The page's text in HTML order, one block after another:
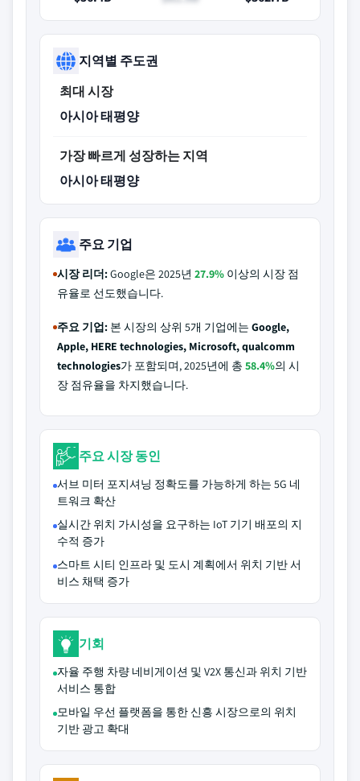
지역별 주도권
최대 시장
아시아 태평양
가장 빠르게 성장하는 지역
아시아 태평양
주요 기업
시장 리더:Google은 2025년 27.9% 이상의 시장 점
유율로 선도했습니다.
주요 기업: 본 시장의 상위 5개 기업에는 Google,
Apple, HERE technologies, Microsoft, qualcomm
technologies가 포함되며, 2025년에 총 58.4%의 시
장 점유율을 차지했습니다.
주요 시장 동인
서브 미터 포지셔닝 정확도를 가능하게 하는 5G 네
트워크 확산
실시간 위치 가시성을 요구하는 IoT 기기 배포의 지
수적 증가
스마트 시티 인프라 및 도시 계획에서 위치 기반 서
비스 채택 증가
기회
자율 주행 차량 네비게이션 및 V2X 통신과 위치 기반
서비스 통합
모바일 우선 플랫폼을 통한 신흥 시장으로의 위치
기반 광고 확대